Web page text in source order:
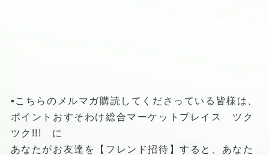
▪️こちらのメルマガ購読してくださっている皆様は、
ポイントおすそわけ総合マーケットプレイス ツク
ツク!!! に
あなたがお友達を【フレンド招待】すると、あなた